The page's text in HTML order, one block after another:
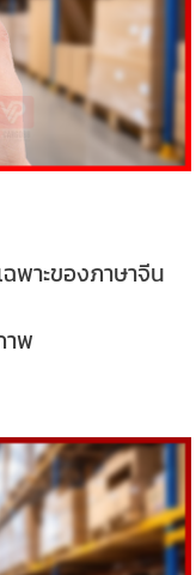
พาะของภาษาจีน
าพ